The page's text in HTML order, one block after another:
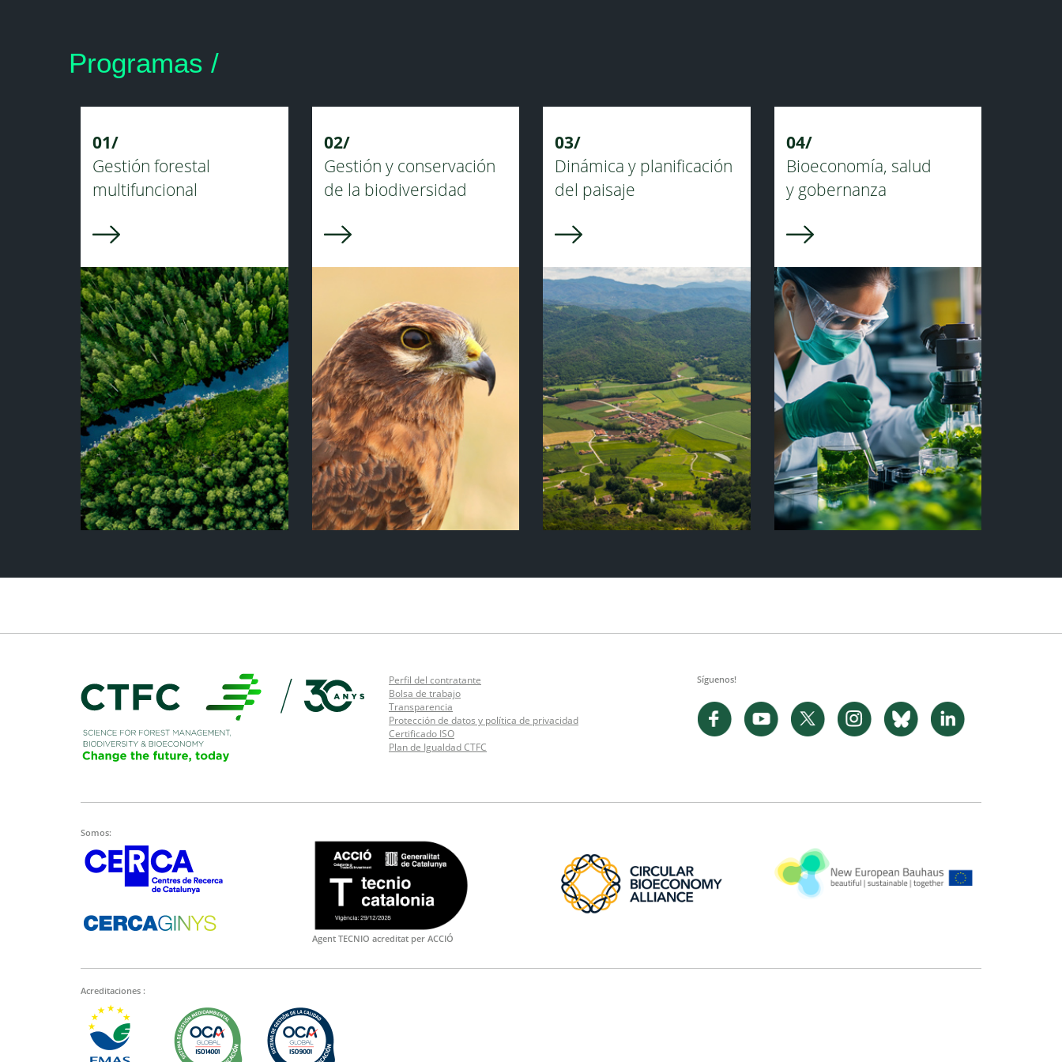
Programas /
01/
Gestión forestal
multifuncional
02/
Gestión y conservación
de la biodiversidad
03/
Dinámica y planificación
del paisaje
04/
Bioeconomía, salud
y gobernanza
Perfil del contratante
Bolsa de trabajo
Transparencia
Protección de datos y política de privacidad
Certificado ISO
Plan de Igualdad CTFC
Síguenos!
Somos:
Agent TECNIO acreditat per ACCIÓ
Acreditaciones :